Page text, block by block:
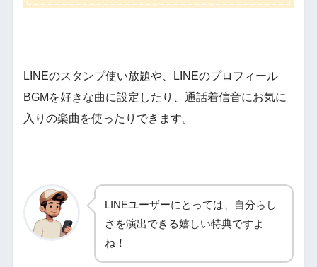
LINEのスタンプ使い放題や、LINEのプロフィール
BGMを好きな曲に設定したり、通話着信音にお気に
入りの楽曲を使ったりできます。
LINEユーザーにとっては、自分らし
さを演出できる嬉しい特典ですよ
ね！